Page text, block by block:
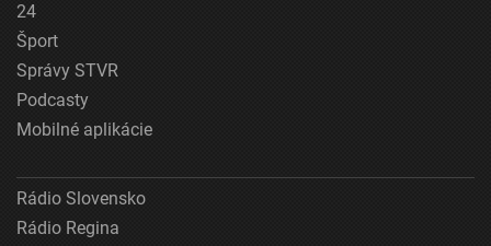
24
Šport
Správy STVR
Podcasty
Mobilné aplikácie
Rádio Slovensko
Rádio Regina